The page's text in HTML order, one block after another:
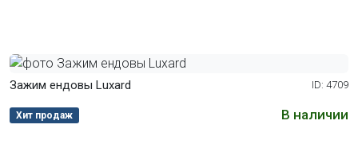
Зажим ендовы Luxard ID: 4709
Хит продаж В наличии